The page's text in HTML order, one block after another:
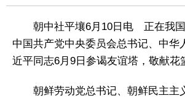
朝中社平壤6月10日电 正在我
中国共产党中央委员会总书记、中华
近平同志6月9日参谒友谊塔，敬献花
朝鲜劳动党总书记、朝鲜民主主